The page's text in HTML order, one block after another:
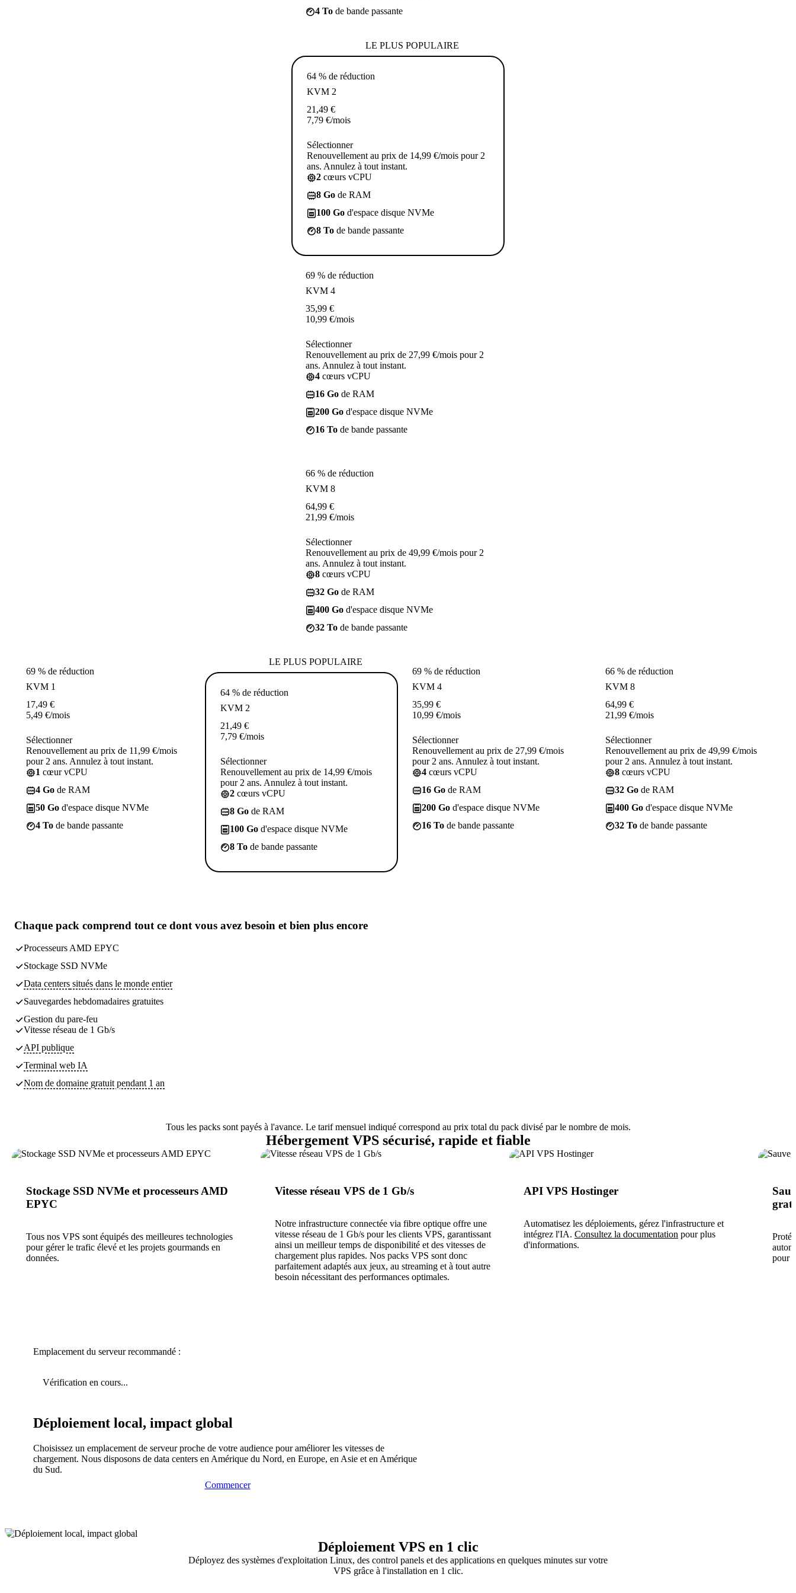
4 To de bande passante
LE PLUS POPULAIRE
64 % de réduction
KVM 2
21,49 €
7,79 €/mois
Sélectionner
Renouvellement au prix de 14,99 €/mois pour 2
ans. Annulez à tout instant.
2 cœurs vCPU
8 Go de RAM
100 Go d'espace disque NVMe
8 To de bande passante
69 % de réduction
KVM 4
35,99 €
10,99 €/mois
Sélectionner
Renouvellement au prix de 27,99 €/mois pour 2
ans. Annulez à tout instant.
4 cœurs vCPU
16 Go de RAM
200 Go d'espace disque NVMe
16 To de bande passante
66 % de réduction
KVM 8
64,99 €
21,99 €/mois
Sélectionner
Renouvellement au prix de 49,99 €/mois pour 2
ans. Annulez à tout instant.
8 cœurs vCPU
32 Go de RAM
400 Go d'espace disque NVMe
32 To de bande passante
69 % de réduction
KVM 1
17,49 €
5,49 €/mois
Sélectionner
Renouvellement au prix de 11,99 €/mois
pour 2 ans. Annulez à tout instant.
1 cœur vCPU
4 Go de RAM
50 Go d'espace disque NVMe
4 To de bande passante
LE PLUS POPULAIRE
64 % de réduction
KVM 2
21,49 €
7,79 €/mois
Sélectionner
Renouvellement au prix de 14,99 €/mois
pour 2 ans. Annulez à tout instant.
2 cœurs vCPU
8 Go de RAM
100 Go d'espace disque NVMe
8 To de bande passante
69 % de réduction
KVM 4
35,99 €
10,99 €/mois
Sélectionner
Renouvellement au prix de 27,99 €/mois
pour 2 ans. Annulez à tout instant.
4 cœurs vCPU
16 Go de RAM
200 Go d'espace disque NVMe
16 To de bande passante
66 % de réduction
KVM 8
64,99 €
21,99 €/mois
Sélectionner
Renouvellement au prix de 49,99 €/mois
pour 2 ans. Annulez à tout instant.
8 cœurs vCPU
32 Go de RAM
400 Go d'espace disque NVMe
32 To de bande passante
Chaque pack comprend tout ce dont vous avez besoin et bien plus encore
Processeurs AMD EPYC
Stockage SSD NVMe
Data centers situés dans le monde entier
Sauvegardes hebdomadaires gratuites
Gestion du pare-feu
Vitesse réseau de 1 Gb/s
API publique
Terminal web IA
Nom de domaine gratuit pendant 1 an
Tous les packs sont payés à l'avance. Le tarif mensuel indiqué correspond au prix total du pack divisé par le nombre de mois.
Hébergement VPS sécurisé, rapide et fiable
Stockage SSD NVMe et processeurs AMD
EPYC
Tous nos VPS sont équipés des meilleures technologies
pour gérer le trafic élevé et les projets gourmands en
données.
Vitesse réseau VPS de 1 Gb/s
Notre infrastructure connectée via fibre optique offre une
vitesse réseau de 1 Gb/s pour les clients VPS, garantissant
ainsi un meilleur temps de disponibilité et des vitesses de
chargement plus rapides. Nos packs VPS sont donc
parfaitement adaptés aux jeux, au streaming et à tout autre
besoin nécessitant des performances optimales.
API VPS Hostinger
Automatisez les déploiements, gérez l'infrastructure et
intégrez l'IA. Consultez la documentation pour plus
d'informations.
pour
Emplacement du serveur recommandé :
Vérification en cours...
Déploiement local, impact global
Choisissez un emplacement de serveur proche de votre audience pour améliorer les vitesses de
chargement. Nous disposons de data centers en Amérique du Nord, en Europe, en Asie et en Amérique
du Sud.
Commencer
Déploiement VPS en 1 clic
Déployez des systèmes d'exploitation Linux, des control panels et des applications en quelques minutes sur votre
VPS grâce à l'installation en 1 clic.